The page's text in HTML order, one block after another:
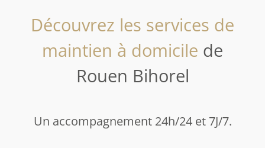
Découvrez les services de
maintien à domicile de
Rouen Bihorel
Un accompagnement 24h/24 et 7J/7.